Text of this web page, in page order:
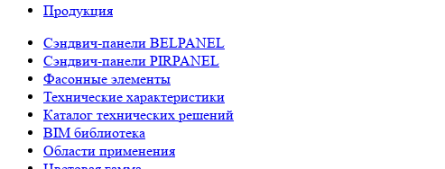
Продукция
Сэндвич-панели BELPANEL
Сэндвич-панели PIRPANEL
Фасонные элементы
Технические характеристики
Каталог технических решений
BIM библиотека
Области применения